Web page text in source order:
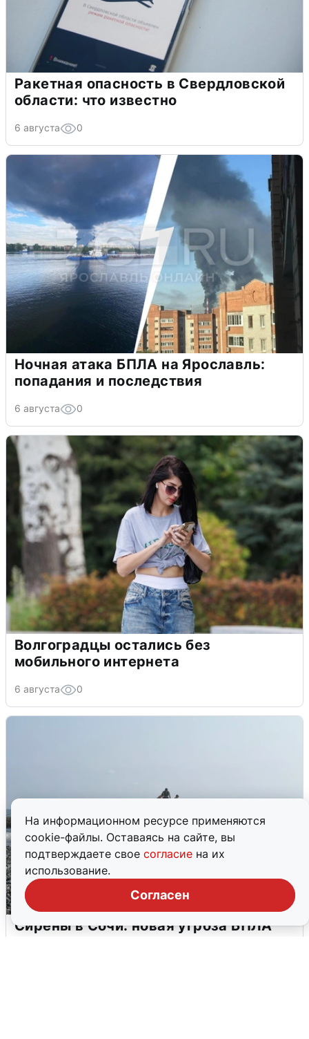
На информационном ресурсе применяются
cookie-файлы. Оставаясь на сайте, вы
подтверждаете свое согласие на их
использование.
Согласен
Ракетная опасность в Свердловской
области: что известно
6 августа 0
Ночная атака БПЛА на Ярославль:
попадания и последствия
6 августа 0
Волгоградцы остались без
мобильного интернета
6 августа 0
Сирены в Сочи: новая угроза БПЛА